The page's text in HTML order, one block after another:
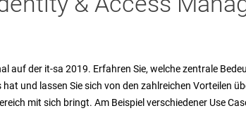
auf der it-sa 2019. Erfahren Sie, welche zentrale
und lassen Sie sich von den zahlreichen Vorteilen
mit sich bringt. Am Beispiel verschiedener Use